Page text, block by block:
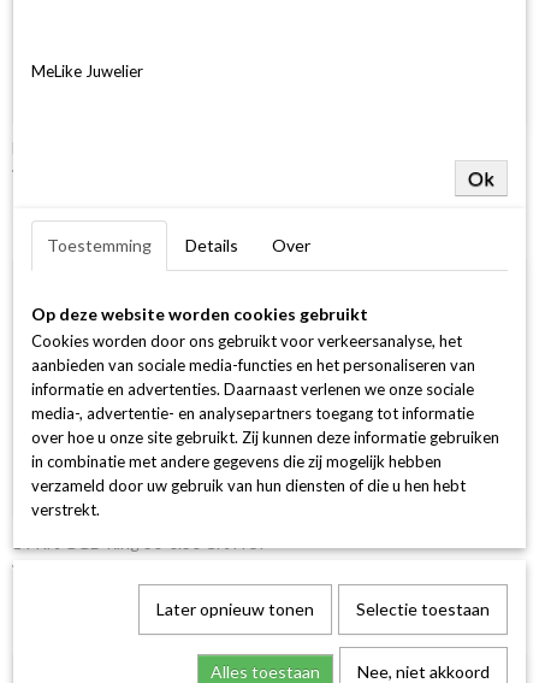
€ 2.499,00
€ 1.247,00
MeLike Juwelier
Ok
Toestemming Details Over
Op deze website worden cookies gebruikt
Cookies worden door ons gebruikt voor verkeersanalyse, het
aanbieden van sociale media-functies en het personaliseren van
informatie en advertenties. Daarnaast verlenen we onze sociale
media-, advertentie- en analysepartners toegang tot informatie
over hoe u onze site gebruikt. Zij kunnen deze informatie gebruiken
in combinatie met andere gegevens die zij mogelijk hebben
verzameld door uw gebruik van hun diensten of die u hen hebt
verstrekt.
Later opnieuw tonen Selectie toestaan
Alles toestaan Nee, niet akkoord